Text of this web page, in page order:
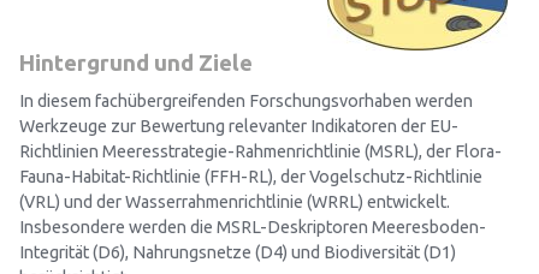
Hintergrund und Ziele
In diesem fachübergreifenden Forschungsvorhaben werden
Werkzeuge zur Bewertung relevanter Indikatoren der EU-
Richtlinien Meeresstrategie-Rahmenrichtlinie (MSRL), der Flora-
Fauna-Habitat-Richtlinie (FFH-RL), der Vogelschutz-Richtlinie
(VRL) und der Wasserrahmenrichtlinie (WRRL) entwickelt.
Insbesondere werden die MSRL-Deskriptoren Meeresboden-
Integrität (D6), Nahrungsnetze (D4) und Biodiversität (D1)